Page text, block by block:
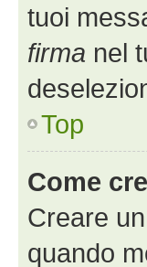
tuoi
firma nel
Top
Come
Creare
quando